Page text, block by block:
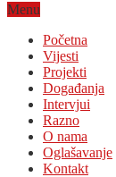
Menu
Početna
Vijesti
Projekti
Događanja
Intervjui
Razno
O nama
Oglašavanje
Kontakt